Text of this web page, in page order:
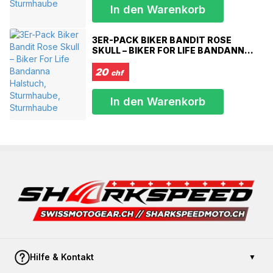
XXXS 49-50 cm
XS 53-54 cm
S 55-56 cm
M 57-58 cm
L 59-60 cm
XL 61-62 cm
XXL 63-64 cm
XXXL 65-66 cm
In den Warenkorb
3ER-PACK BIKER BANDIT ROSE
SKULL – BIKER FOR LIFE BANDANNA
HALSTUCH, STURMHAUBE,
STURMHAUBE
20 chf
In den Warenkorb
Hilfe & Kontakt ▼